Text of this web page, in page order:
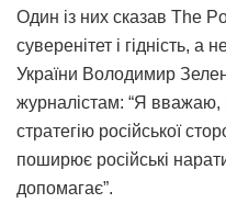
Один із них сказав The
суверенітет і гідність, а
України Володимир
журналістам: “Я
стратегію російської
поширює російські
допомагає”.